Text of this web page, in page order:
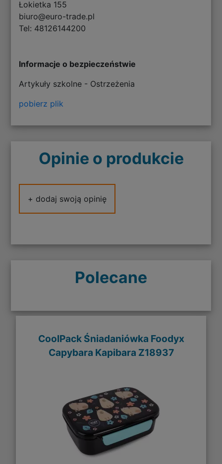
Łokietka 155
biuro@euro-trade.pl
Tel: 48126144200
Informacje o bezpieczeństwie
Artykuły szkolne - Ostrzeżenia
pobierz plik
Opinie o produkcie
+ dodaj swoją opinię
Polecane
CoolPack Śniadaniówka Foodyx
Capybara Kapibara Z18937